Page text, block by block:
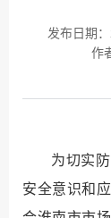
发布日期
作
为切实
安全意识和